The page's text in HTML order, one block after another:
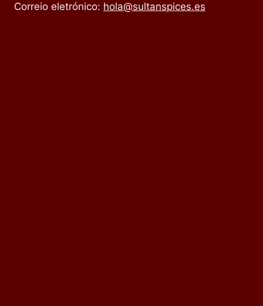
Correio eletrónico: hola@sultanspices.es